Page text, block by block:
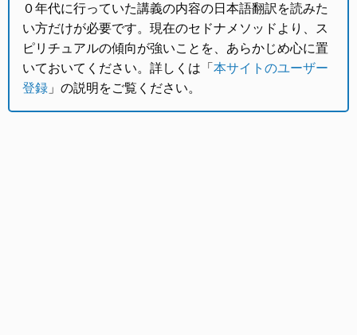
０年代に行っていた講義の内容の日本語翻訳を読みた
い方だけが必要です。現在のセドナメソッドより、ス
ピリチュアルの傾向が強いことを、あらかじめ心に置
いておいてください。詳しくは「本サイトのユーザー
登録 」の説明をご覧ください。